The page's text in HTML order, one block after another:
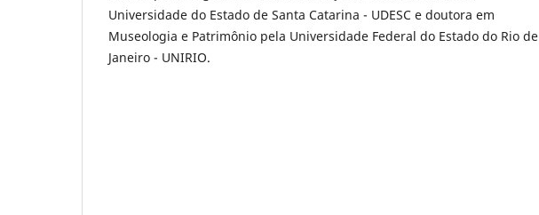
Universidade do Estado de Santa Catarina - UDESC e doutora em
Museologia e Patrimônio pela Universidade Federal do Estado do Rio de
Janeiro - UNIRIO.